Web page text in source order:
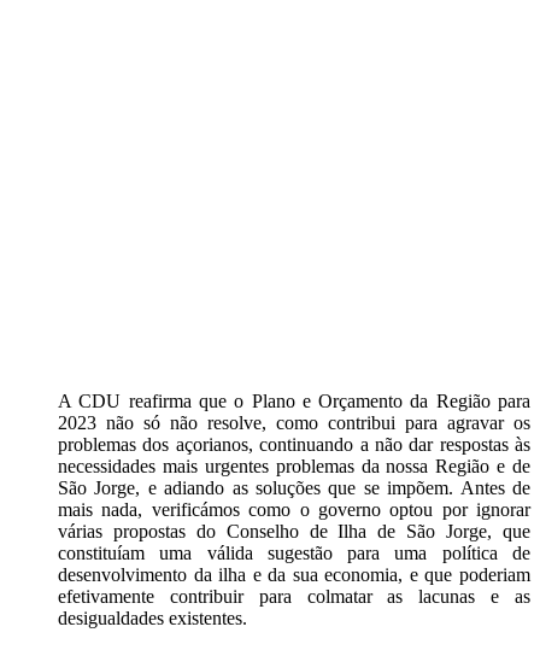
A CDU reafirma que o Plano e Orçamento da Região para
2023 não só não resolve, como contribui para agravar os
problemas dos açorianos, continuando a não dar respostas às
necessidades mais urgentes problemas da nossa Região e de
São Jorge, e adiando as soluções que se impõem. Antes de
mais nada, verificámos como o governo optou por ignorar
várias propostas do Conselho de Ilha de São Jorge, que
constituíam uma válida sugestão para uma política de
desenvolvimento da ilha e da sua economia, e que poderiam
efetivamente contribuir para colmatar as lacunas e as
desigualdades existentes.